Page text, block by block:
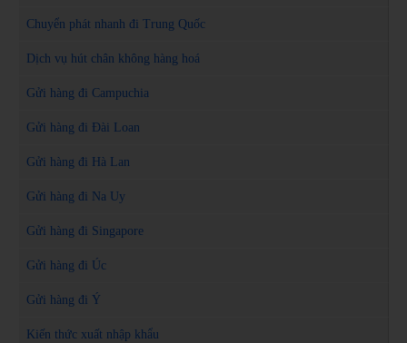
Chuyển phát nhanh đi Trung Quốc
Dịch vụ hút chân không hàng hoá
Gửi hàng đi Campuchia
Gửi hàng đi Đài Loan
Gửi hàng đi Hà Lan
Gửi hàng đi Na Uy
Gửi hàng đi Singapore
Gửi hàng đi Úc
Gửi hàng đi Ý
Kiến thức xuất nhập khẩu